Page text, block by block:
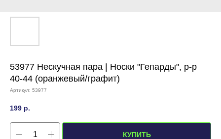
53977 Нескучная пара | Носки "Гепарды", р-р
40-44 (оранжевый/графит)
Артикул: 53977
199 р.
КУПИТЬ